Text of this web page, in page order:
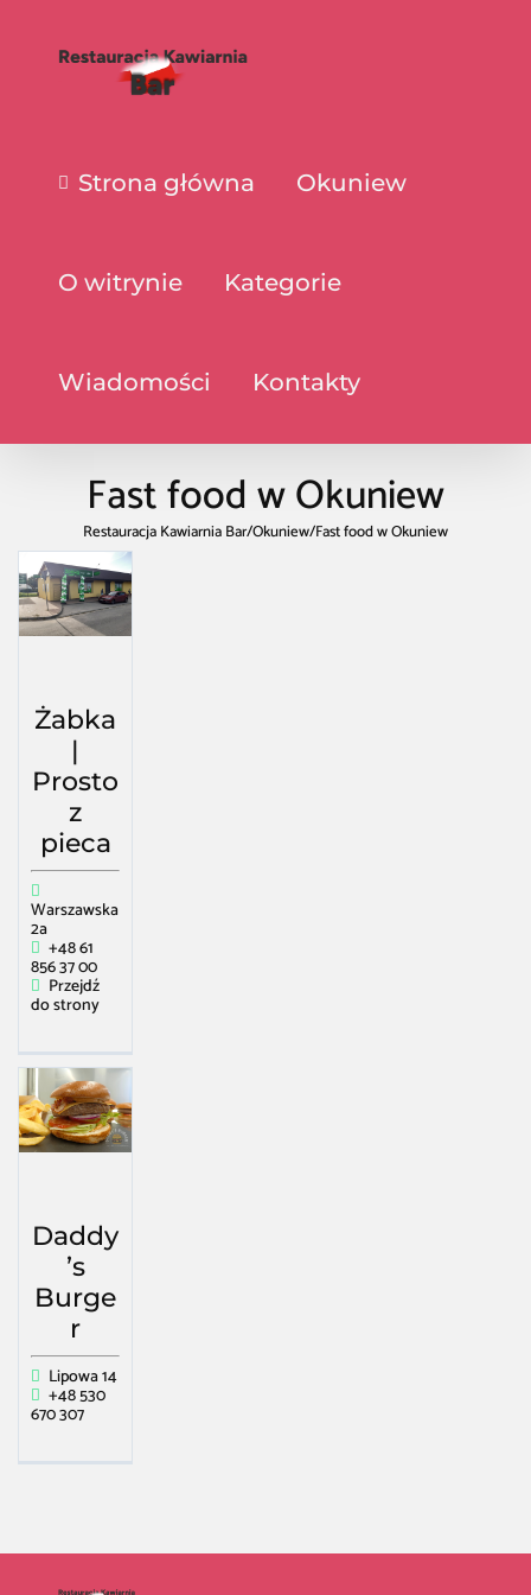
Strona główna Okuniew
O witrynie Kategorie
Wiadomości Kontakty
Fast food w Okuniew
Restauracja Kawiarnia Bar/Okuniew/Fast food w Okuniew
Żabka
|
Prosto
z
pieca
Warszawska
2a
+48 61
856 37 00
Przejdź
do strony
Daddy
’s
Burge
r
Lipowa 14
+48 530
670 307